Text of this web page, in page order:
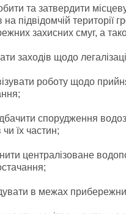
та затвердити
на підвідомчій
захисних смуг, а
заходів щодо
роботу щодо
спорудження
чи їх частин;
централізоване
в межах